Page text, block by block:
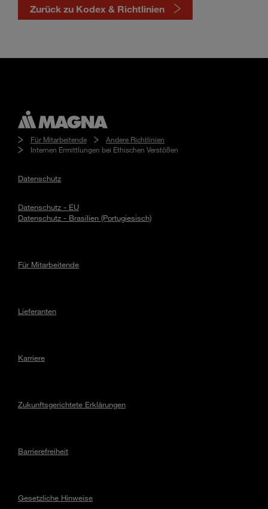
Zurück zu Kodex & Richtlinien
Für Mitarbeitende
Andere Richtlinien
Internen Ermittlungen bei Ethischen Verstößen
Datenschutz
Datenschutz - EU
Datenschutz - Brasilien (Portugiesisch)
Für Mitarbeitende
Lieferanten
Karriere
Zukunftsgerichtete Erklärungen
Barrierefreiheit
Gesetzliche Hinweise